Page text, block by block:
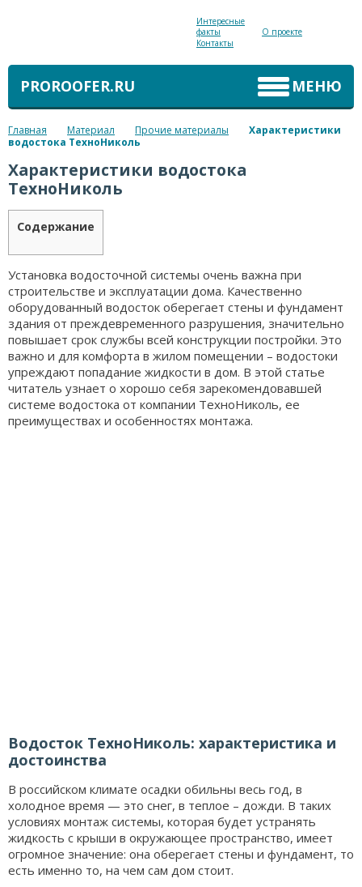
Интересные
факты
О проекте
Контакты
МЕНЮ
PROROOFER.RU
Главная Материал Прочие материалы
Характеристики
водостока ТехноНиколь
Характеристики водостока
ТехноНиколь
Содержание
Установка водосточной системы очень важна при
строительстве и эксплуатации дома. Качественно
оборудованный водосток оберегает стены и фундамент
здания от преждевременного разрушения, значительно
повышает срок службы всей конструкции постройки. Это
важно и для комфорта в жилом помещении – водостоки
упреждают попадание жидкости в дом. В этой статье
читатель узнает о хорошо себя зарекомендовавшей
системе водостока от компании ТехноНиколь, ее
преимуществах и особенностях монтажа.
Водосток ТехноНиколь: характеристика и
достоинства
В российском климате осадки обильны весь год, в
холодное время — это снег, в теплое – дожди. В таких
условиях монтаж системы, которая будет устранять
жидкость с крыши в окружающее пространство, имеет
огромное значение: она оберегает стены и фундамент, то
есть именно то, на чем сам дом стоит.